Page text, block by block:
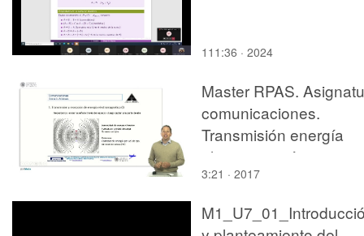
111:36 · 2024
Master RPAS.
comunicaciones.
Transmisión energía
electromagnética
3:21 · 2017